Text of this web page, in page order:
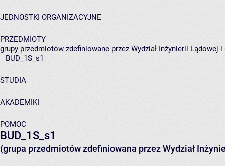
JEDNOSTKI ORGANIZACYJNE
PRZEDMIOTY
grupy przedmiotów zdefiniowane przez Wydział Inżynierii Lądowej
BUD_1S_s1
STUDIA
AKADEMIKI
POMOC
BUD_1S_s1
(grupa przedmiotów zdefiniowana przez Wydział